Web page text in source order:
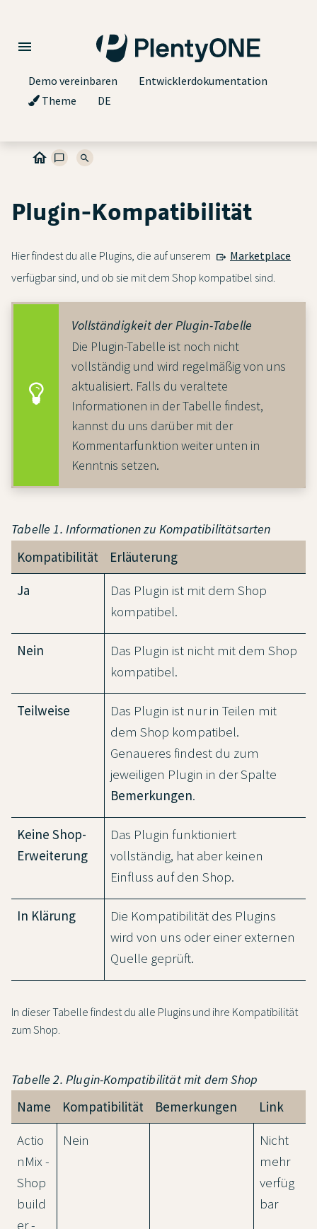
Demo vereinbaren
Entwicklerdokumentation
Theme
DE
Plugin-Kompatibilität
Hier findest du alle Plugins, die auf unserem
Marketplace
verfügbar sind, und ob sie mit dem Shop kompatibel sind.
Vollständigkeit der Plugin-Tabelle
Die Plugin-Tabelle ist noch nicht
vollständig und wird regelmäßig von uns
aktualisiert. Falls du veraltete
Informationen in der Tabelle findest,
kannst du uns darüber mit der
Kommentarfunktion weiter unten in
Kenntnis setzen.
Tabelle 1. Informationen zu Kompatibilitätsarten
Kompatibilität
Erläuterung
Ja
Das Plugin ist mit dem Shop
kompatibel.
Nein
Das Plugin ist nicht mit dem Shop
kompatibel.
Teilweise
Das Plugin ist nur in Teilen mit
dem Shop kompatibel.
Genaueres findest du zum
jeweiligen Plugin in der Spalte
Bemerkungen.
Keine Shop-
Erweiterung
Das Plugin funktioniert
vollständig, hat aber keinen
Einfluss auf den Shop.
In Klärung
Die Kompatibilität des Plugins
wird von uns oder einer externen
Quelle geprüft.
In dieser Tabelle findest du alle Plugins und ihre Kompatibilität
zum Shop.
Tabelle 2. Plugin-Kompatibilität mit dem Shop
Name Kompatibilität Bemerkungen
Link
Actio
nMix -
Shop
build
er -
Nein
Nicht
mehr
verfüg
bar